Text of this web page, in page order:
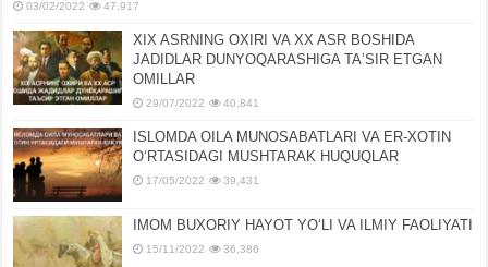
03/02/2022 47,917
XIX ASRNING OXIRI VA XX ASR BOSHIDA
JADIDLAR DUNYOQARASHIGA TAʼSIR ETGAN
OMILLAR
29/07/2022 40,841
ISLOMDA OILA MUNOSABATLARI VA ER-XOTIN
OʻRTASIDAGI MUSHTARAK HUQUQLAR
17/05/2022 39,431
IMOM BUXORIY HAYOT YOʻLI VA ILMIY FAOLIYATI
15/11/2022 36,386